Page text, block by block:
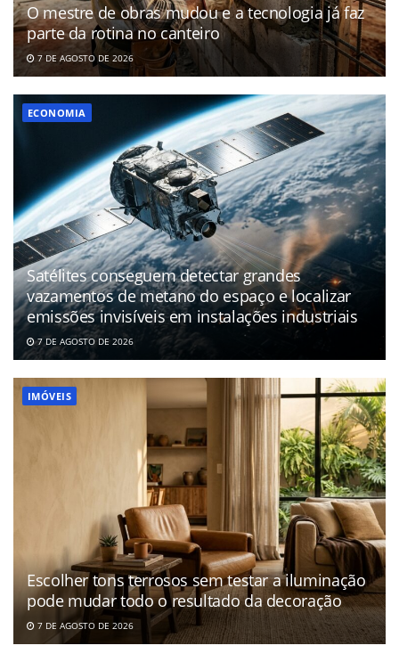
O mestre de obras mudou e a tecnologia já faz
parte da rotina no canteiro
7 DE AGOSTO DE 2026
ECONOMIA
Satélites conseguem detectar grandes
vazamentos de metano do espaço e localizar
emissões invisíveis em instalações industriais
7 DE AGOSTO DE 2026
IMÓVEIS
Escolher tons terrosos sem testar a iluminação
pode mudar todo o resultado da decoração
7 DE AGOSTO DE 2026